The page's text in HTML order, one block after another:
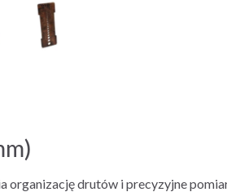
drutów i precyzyjne